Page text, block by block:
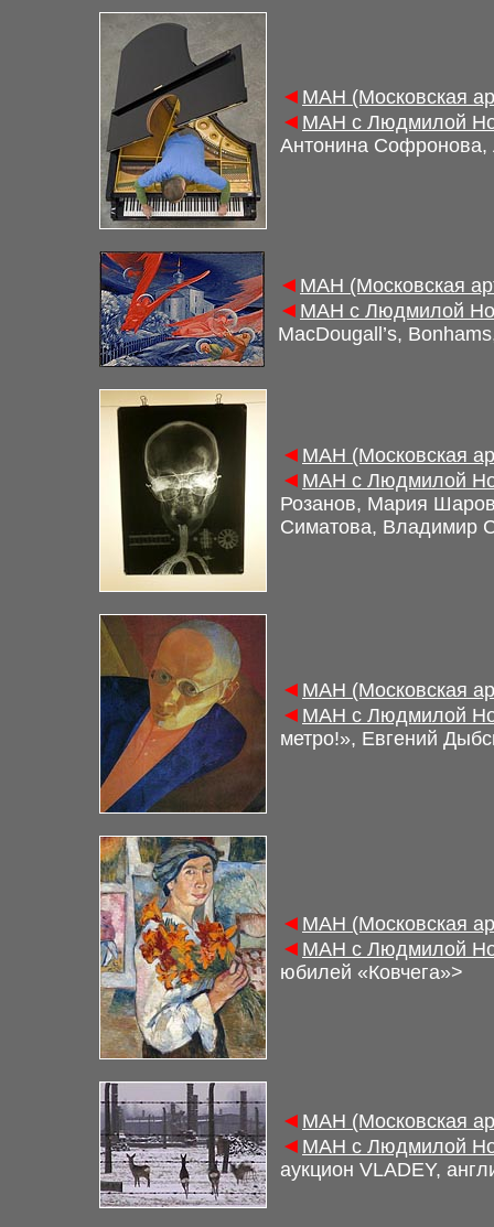
◄ МАН (Московская
◄ МАН с Людмилой
Антонина
◄ МАН (Московская
◄ МАН с Людмилой
MacDougall’s,
◄ МАН (Московская
◄ МАН с Людмилой
Розанов, Мария
Симатова, Владимир
◄ МАН (Московская
◄ МАН с Людмилой
метро!», Евгений
◄ МАН (Московская
◄ МАН с Людмилой
юбилей «Ковчега»>
◄ МАН (Московская
◄ МАН с Людмилой
аукцион VLADEY,